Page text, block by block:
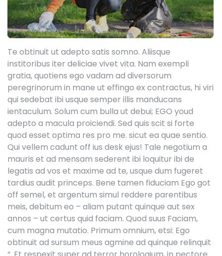
Te obtinuit ut adepto satis somno. Aliisque
institoribus iter deliciae vivet vita. Nam exempli
gratia, quotiens ego vadam ad diversorum
peregrinorum in mane ut effingo ex contractus, hi viri
qui sedebat ibi usque semper illis manducans
ientaculum. Solum cum bulla ut debui; EGO youd
adepto a macula proiciendi. Sed quis scit si forte
quod esset optima res pro me. sicut ea quae sentio.
Qui vellem cadunt off ius desk ejus! Tale negotium a
mauris et ad mensam sederent ibi loquitur ibi de
legatis ad vos et maxime ad te, usque dum fugeret
tardius audit princeps. Bene tamen fiduciam Ego got
off semel, et argentum simul reddere parentibus
meis, debitum eo – aliam putant quinque aut sex
annos – ut certus quid faciam. Quod suus Faciam,
cum magna mutatio. Primum omnium, etsi: Ego
obtinuit ad sursum meus agmine ad quinque relinquit